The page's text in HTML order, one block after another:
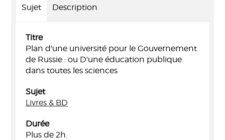
Sujet Description
Titre
Plan d'une université pour le Gouvernement
de Russie : ou D'une éducation publique
dans toutes les sciences
Sujet
Livres & BD
Durée
Plus de 2h.